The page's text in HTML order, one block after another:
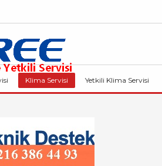
Klima Servisi Yetkili Klima Servisi